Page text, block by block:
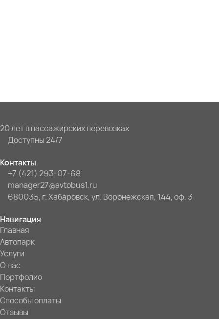
20 лет в пассажирских перевозках
Доступны 24/7
Контакты
+7 (421) 293-07-68
manager27@avtobus1.ru
680035, г. Хабаровск, ул. Воронежская, 144, оф. 3
Навигация
Главная
Автопарк
Услуги
О нас
Портфолио
Контакты
Способы оплаты
Отзывы